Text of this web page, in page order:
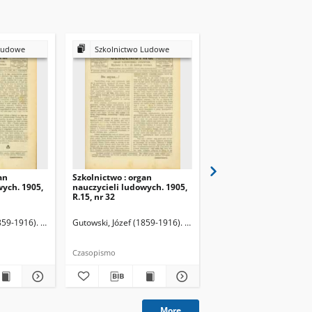
1905,
1916). Redaktor
Szkolnictwo Ludowe
Szkolnictwo : organ
nauczycieli ludowych. 1905,
R.15, nr 32
Gutowski, Józef (1859-1916). Redaktor
Czasopismo